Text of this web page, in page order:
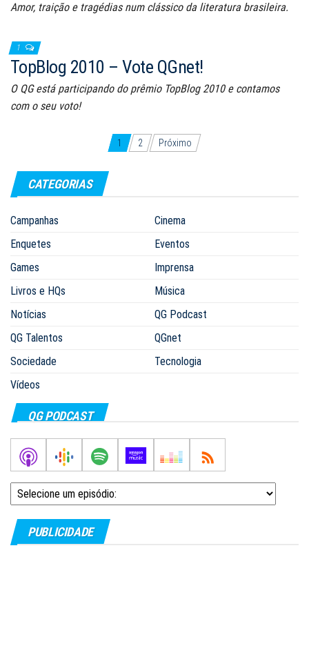
Amor, traição e tragédias num clássico da literatura brasileira.
1
TopBlog 2010 – Vote QGnet!
O QG está participando do prêmio TopBlog 2010 e contamos
com o seu voto!
por
posts
1 2 Próximo
CATEGORIAS
Campanhas
Cinema
Enquetes
Eventos
Games
Imprensa
Livros e HQs
Música
Notícias
QG Podcast
QG Talentos
QGnet
Sociedade
Tecnologia
Vídeos
QG PODCAST
PUBLICIDADE